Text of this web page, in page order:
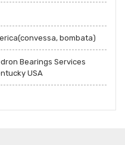
bombata)
Bearings Services
USA